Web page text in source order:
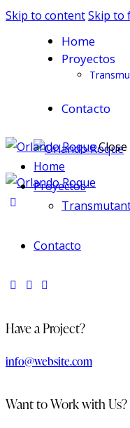
Skip to contentSkip to
Home
Proyectos
Contacto
Close
Home
Proyectos
Contacto
facebook-
tik-
instagram
Have a Project?
info@website.com
Want to Work with Us?